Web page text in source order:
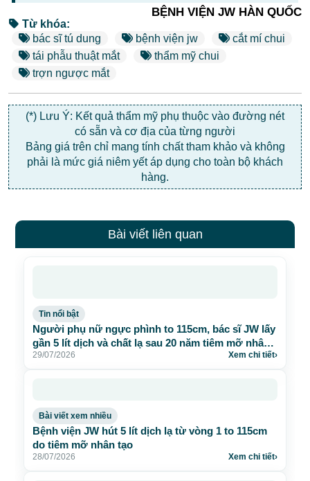
BỆNH VIỆN JW HÀN QUỐC
Từ khóa:
bác sĩ tú dung
bệnh viện jw
cắt mí chui
tái phẫu thuật mắt
thẩm mỹ chui
trợn ngược mắt
(*) Lưu Ý: Kết quả thẩm mỹ phụ thuộc vào đường nét
có sẵn và cơ địa của từng người
Bảng giá trên chỉ mang tính chất tham khảo và không
phải là mức giá niêm yết áp dụng cho toàn bộ khách
hàng.
Bài viết liên quan
Tin nổi bật
Người phụ nữ ngực phình to 115cm, bác sĩ JW lấy
gần 5 lít dịch và chất lạ sau 20 năm tiêm mỡ nhân
tạo
29/07/2026 Xem chi tiết›
Bài viết xem nhiều
Bệnh viện JW hút 5 lít dịch lạ từ vòng 1 to 115cm
do tiêm mỡ nhân tạo
28/07/2026 Xem chi tiết›